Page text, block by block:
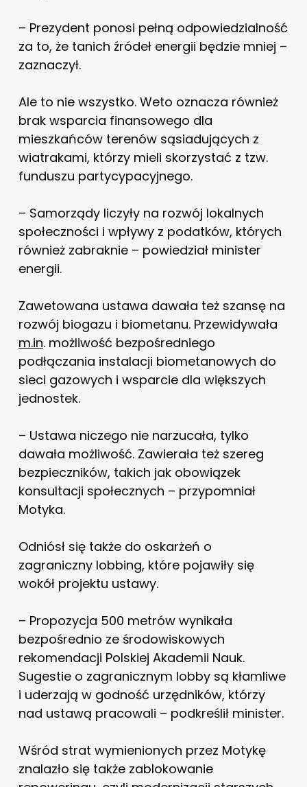
– Prezydent ponosi pełną odpowiedzialność
za to, że tanich źródeł energii będzie mniej –
zaznaczył.
Ale to nie wszystko. Weto oznacza również
brak wsparcia finansowego dla
mieszkańców terenów sąsiadujących z
wiatrakami, którzy mieli skorzystać z tzw.
funduszu partycypacyjnego.
– Samorządy liczyły na rozwój lokalnych
społeczności i wpływy z podatków, których
również zabraknie – powiedział minister
energii.
Zawetowana ustawa dawała też szansę na
rozwój biogazu i biometanu. Przewidywała
m.in. możliwość bezpośredniego
podłączania instalacji biometanowych do
sieci gazowych i wsparcie dla większych
jednostek.
– Ustawa niczego nie narzucała, tylko
dawała możliwość. Zawierała też szereg
bezpieczników, takich jak obowiązek
konsultacji społecznych – przypomniał
Motyka.
Odniósł się także do oskarżeń o
zagraniczny lobbing, które pojawiły się
wokół projektu ustawy.
– Propozycja 500 metrów wynikała
bezpośrednio ze środowiskowych
rekomendacji Polskiej Akademii Nauk.
Sugestie o zagranicznym lobby są kłamliwe
i uderzają w godność urzędników, którzy
nad ustawą pracowali – podkreślił minister.
Wśród strat wymienionych przez Motykę
znalazło się także zablokowanie